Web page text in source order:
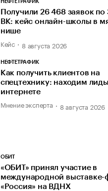
НЕФТЕТРАФИК
Получили 26 468 заявок по
ВК: кейс онлайн-школы в
нише
Кейс 8 августа 2026
НЕФТЕТРАФИК
Как получить клиентов на
спецтехнику: находим
интернете
Мнение эксперта 8 августа 2026
ОБИТ
«ОБИТ» принял участие в
международной выставке-
«Россия» на ВДНХ